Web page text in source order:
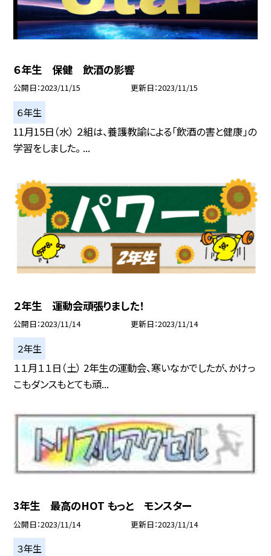
６年生 保健 飲酒の影響
公開日 2023/11/15 更新日 2023/11/15
６年生
11月15日（水） ２組は、養護教諭による「飲酒の害と健康」の
学習をしました。 ...
２年生 運動会頑張りました！
公開日 2023/11/14 更新日 2023/11/14
２年生
１１月１１日（土） 2年生の運動会、寒いなかでしたが、かけっ
こもダンスもとても頑...
3年生 最高のHOT もっと モンスター
公開日 2023/11/14 更新日 2023/11/14
３年生